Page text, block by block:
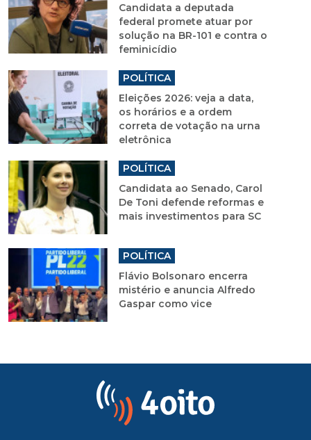
Candidata a deputada
federal promete atuar por
solução na BR-101 e contra o
feminicídio
POLÍTICA
Eleições 2026: veja a data,
os horários e a ordem
correta de votação na urna
eletrônica
POLÍTICA
Candidata ao Senado, Carol
De Toni defende reformas e
mais investimentos para SC
POLÍTICA
Flávio Bolsonaro encerra
mistério e anuncia Alfredo
Gaspar como vice